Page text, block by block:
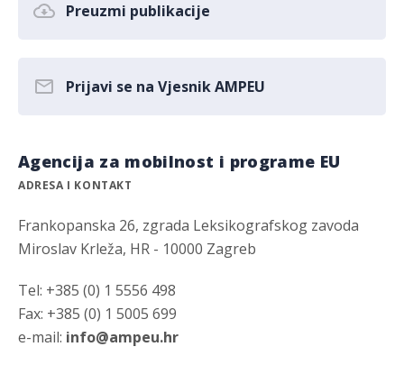
Preuzmi publikacije
Prijavi se na Vjesnik AMPEU
Agencija za mobilnost i programe EU
ADRESA I KONTAKT
Frankopanska 26, zgrada Leksikografskog zavoda
Miroslav Krleža, HR - 10000 Zagreb
Tel: +385 (0) 1 5556 498
Fax: +385 (0) 1 5005 699
e-mail: info@ampeu.hr